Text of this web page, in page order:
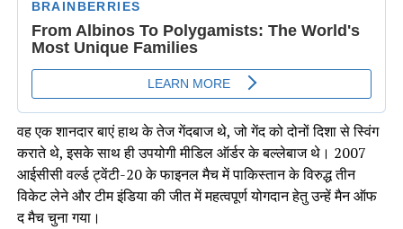
वह एक शानदार बाएं हाथ के तेज गेंदबाज थे, जो गेंद को दोनों दिशा से स्विंग
कराते थे, इसके साथ ही उपयोगी मीडिल ऑर्डर के बल्लेबाज थे। 2007
आईसीसी वर्ल्ड ट्वेंटी-20 के फाइनल मैच में पाकिस्तान के विरुद्ध तीन
विकेट लेने और टीम इंडिया की जीत में महत्वपूर्ण योगदान हेतु उन्हें मैन ऑफ
द मैच चुना गया।